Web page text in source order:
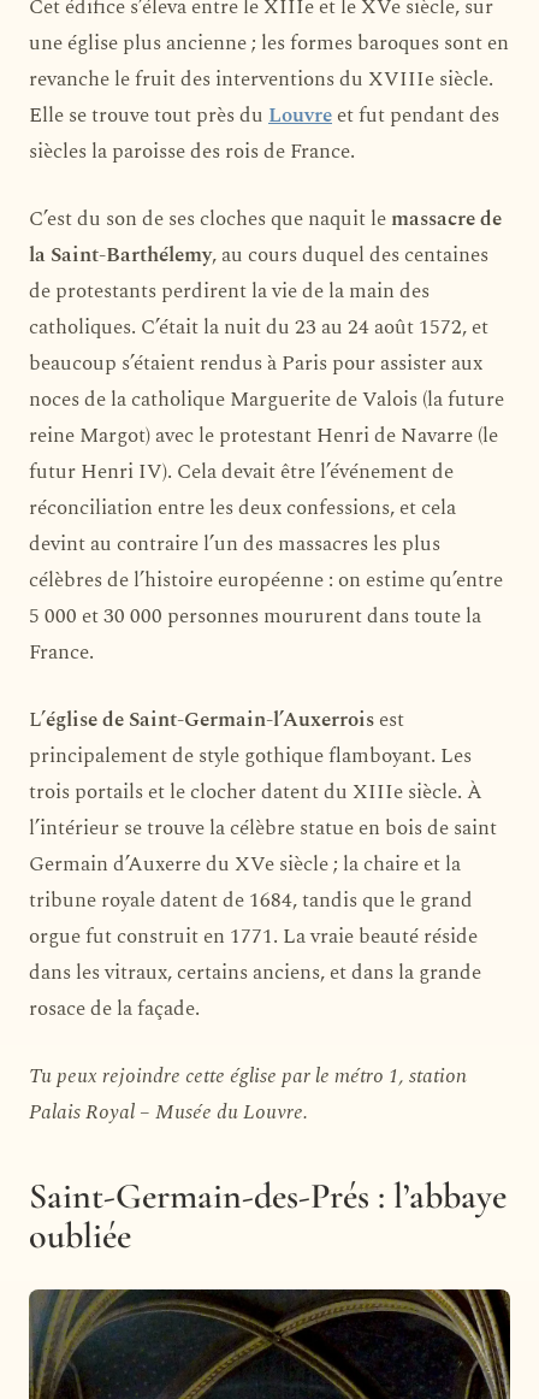
Cet édifice s’éleva entre le XIIIe et le XVe siècle, sur
une église plus ancienne ; les formes baroques sont en
revanche le fruit des interventions du XVIIIe siècle.
Elle se trouve tout près duLouvreet fut pendant des
siècles la paroisse des rois de France.
C’est du son de ses cloches que naquit lemassacre de
la Saint-Barthélemy, au cours duquel des centaines
de protestants perdirent la vie de la main des
catholiques. C’était la nuit du 23 au 24 août 1572, et
beaucoup s’étaient rendus à Paris pour assister aux
noces de la catholique Marguerite de Valois (la future
reine Margot) avec le protestant Henri de Navarre (le
futur Henri IV). Cela devait être l’événement de
réconciliation entre les deux confessions, et cela
devint au contraire l’un des massacres les plus
célèbres de l’histoire européenne : on estime qu’entre
5 000 et 30 000 personnes moururent dans toute la
France.
L’église de Saint-Germain-l’Auxerroisest
principalement de style gothique flamboyant. Les
trois portails et le clocher datent du XIIIe siècle. À
l’intérieur se trouve la célèbre statue en bois de saint
Germain d’Auxerre du XVe siècle ; la chaire et la
tribune royale datent de 1684, tandis que le grand
orgue fut construit en 1771. La vraie beauté réside
dans les vitraux, certains anciens, et dans la grande
rosace de la façade.
Tu peux rejoindre cette église par le métro 1, station
Palais Royal – Musée du Louvre.
Saint-Germain-des-Prés : l’abbaye
oubliée